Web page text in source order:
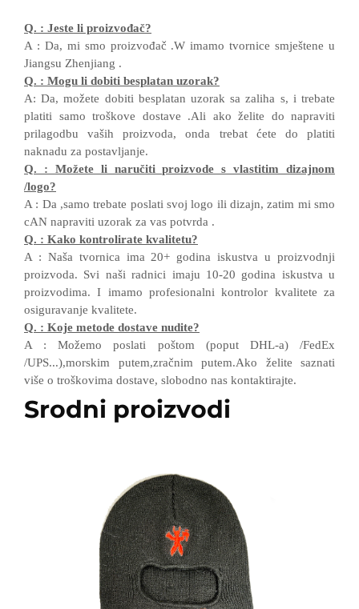
Q. : Jeste li proizvođač?
A : Da, mi smo proizvođač .Wimamo tvornice smještene u
Jiangsu Zhenjiang .
Q. : Mogu li dobiti besplatan uzorak?
A:Da, možete dobiti besplatan uzorak sa zaliha s, itrebate
platiti samo troškove dostave .Ali ako želite do napraviti
prilagodbu vaših proizvoda,onda trebat ćete doplatiti
naknadu za postavljanje.
Q. : Možete li naručiti proizvode s vlastitim dizajnom
/logo?
A : Da ,samo trebate poslati svoj logo ili dizajn, zatim mi smo
cAN napraviti uzorak za vas potvrda .
Q. : Kako kontrolirate kvalitetu?
A : Naša tvornica ima 20+ godina iskustva u proizvodnji
proizvoda. Svi naši radnici imaju 10-20 godina iskustva u
proizvodima.I imamo profesionalni kontrolor kvaliteteza
osiguravanje kvalitete.
Q. : Koje metode dostave nudite?
A :Možemo poslati poštom (poput DHL-a)/FedEx
/UPS...),morskim putem,zračnim putem.Ako želite saznati
više o troškovima dostave, slobodno nas kontaktirajte.
Srodni proizvodi